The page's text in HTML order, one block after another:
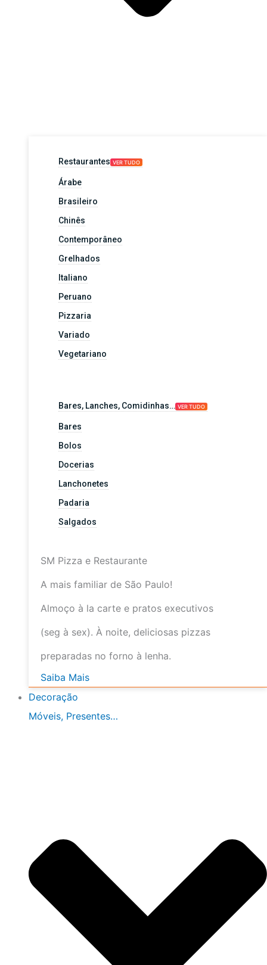
Restaurantes VER TUDO
Árabe
Brasileiro
Chinês
Contemporâneo
Grelhados
Italiano
Peruano
Pizzaria
Variado
Vegetariano
Bares, Lanches, Comidinhas… VER TUDO
Bares
Bolos
Docerias
Lanchonetes
Padaria
Salgados
SM Pizza e Restaurante
A mais familiar de São Paulo!
Almoço à la carte e pratos executivos
(seg à sex). À noite, deliciosas pizzas
preparadas no forno à lenha.
Saiba Mais
Decoração
Móveis, Presentes…